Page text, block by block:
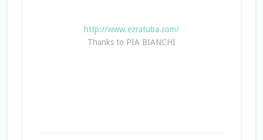
http://www.ezratuba.com/
Thanks to PIA BIANCHI